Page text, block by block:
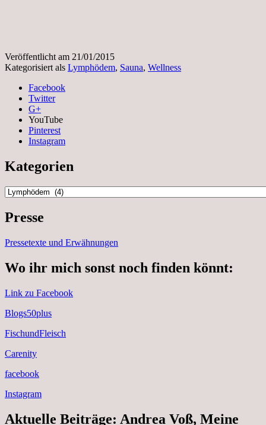
Veröffentlicht am 21/01/2015
Kategorisiert als Lymphödem, Sauna, Wellness
Facebook
Twitter
G+
YouTube
Pinterest
Instagram
Kategorien
Kategorien
Presse
Pressetexte und Erwähnungen
Wo ihr mich sonst noch finden könnt:
Link zu Facebook
Blogs50plus
FischundFleisch
Carenity
facebook
Instagram
Aktuelle Beiträge: Andrea Voß, Meine